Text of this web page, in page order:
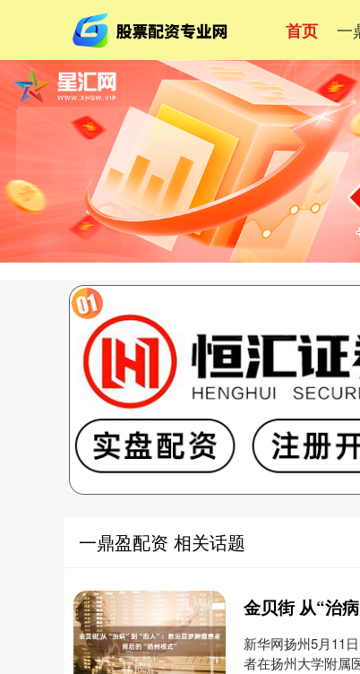
首页 一
一鼎盈配资 相关话题
新华网扬州5月11
者在扬州大学附属